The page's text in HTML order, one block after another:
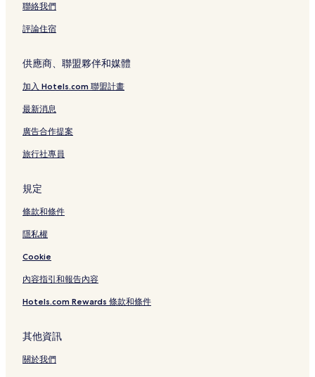
聯絡我們
評論住宿
供應商、聯盟夥伴和媒體
加入 Hotels.com 聯盟計畫
最新消息
廣告合作提案
旅行社專員
規定
條款和條件
隱私權
Cookie
內容指引和報告內容
Hotels.com Rewards 條款和條件
其他資訊
關於我們